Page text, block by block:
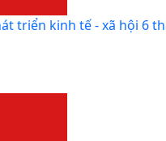
triển kinh tế - xã hội 6